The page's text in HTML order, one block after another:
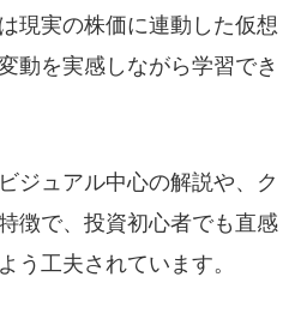
現実の株価に連動した仮想
動を実感しながら学習でき
ジュアル中心の解説や、ク
徴で、投資初心者でも直感
う工夫されています。